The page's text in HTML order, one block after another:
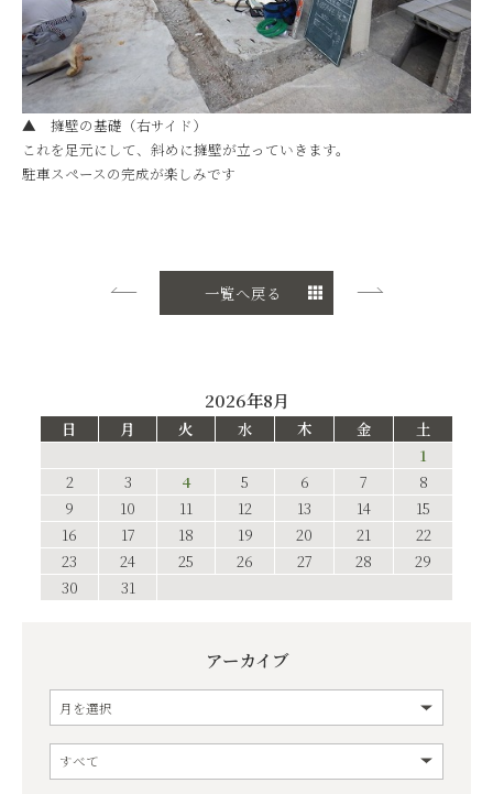
▲ 擁壁の基礎（右サイド）
これを足元にして、斜めに擁壁が立っていきます。
駐車スペースの完成が楽しみです
一覧へ戻る
2026年8月
日 月 火 水 木 金
土
1
2
3 4 5 6 7
8
9
10 11 12 13 14
15
16
17 18 19 20 21
22
23
24 25 26 27 28
29
30
31
アーカイブ